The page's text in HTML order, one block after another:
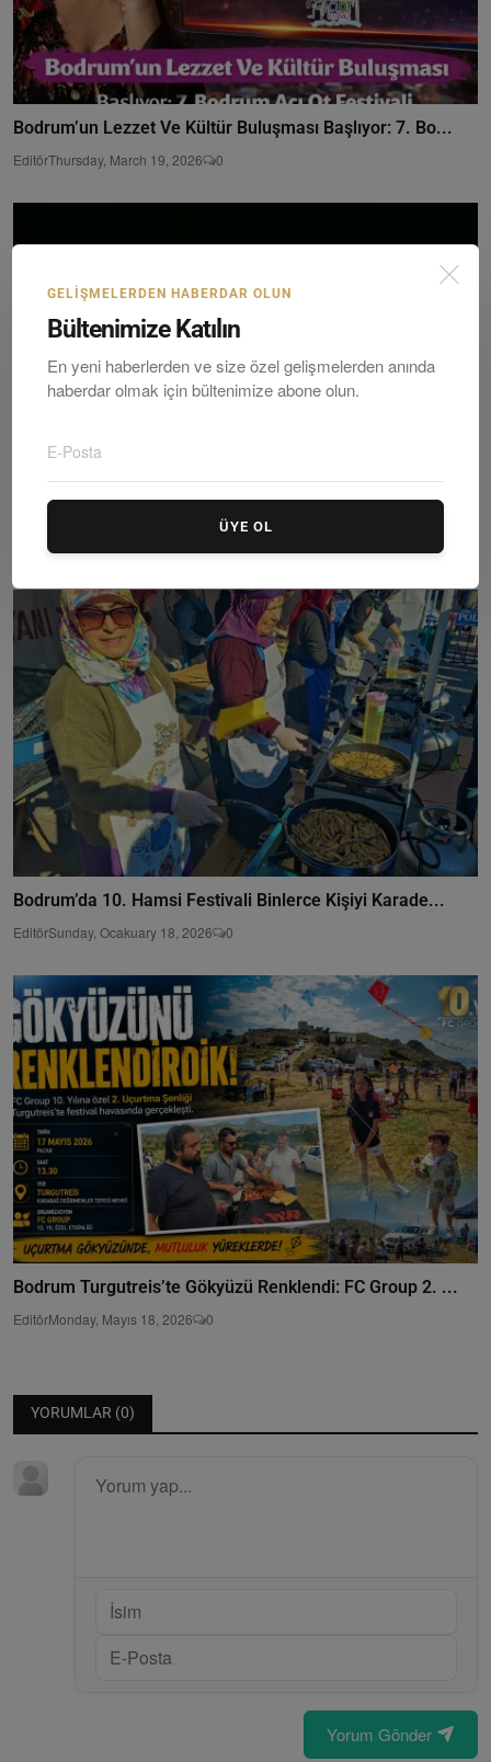
Bodrum’un Lezzet Ve Kültür Buluşması Başlıyor: 7. Bo...
EditörThursday, March 19, 2026 0
22. Gümüşlük Müzik Festivali Genç Kemancılar ve Usta...
EditörFriday, Eylültember 5, 2025
Bodrum’da 10. Hamsi Festivali Binlerce Kişiyi Karade...
EditörSunday, Ocakuary 18, 2026 0
Bodrum Turgutreis’te Gökyüzü Renklendi: FC Group 2. ...
EditörMonday, Mayıs 18, 2026 0
YORUMLAR (0)
Yorum Gönder
GELIŞMELERDEN HABERDAR OLUN
Bültenimize Katılın
En yeni haberlerden ve size özel gelişmelerden anında
haberdar olmak için bültenimize abone olun.
ÜYE OL